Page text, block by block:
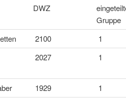
DWZ
Gruppe
2100
1
2027 1
1929
1